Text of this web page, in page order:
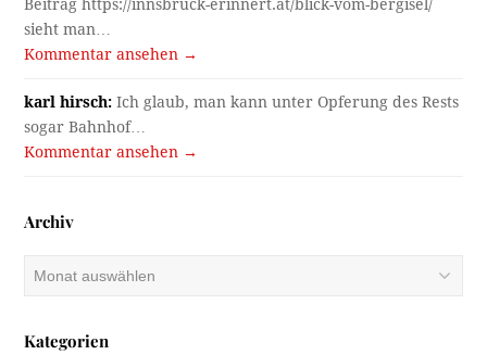
Beitrag https://innsbruck-erinnert.at/blick-vom-bergisel/
sieht man…
Kommentar ansehen →
karl hirsch: Ich glaub, man kann unter Opferung des Rests
sogar Bahnhof…
Kommentar ansehen →
Archiv
Archiv
Kategorien